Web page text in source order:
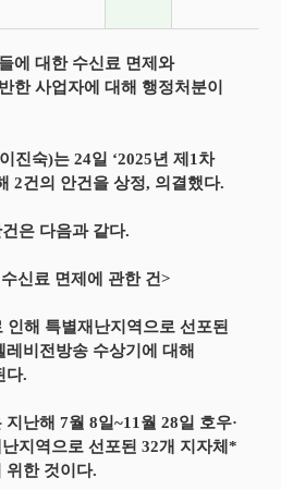
에 대한 수신료 면제와
한 사업자에 대해 행정처분이
진숙)는 24일 ‘2025년 제1차
2건의 안건을 상정, 의결했다.
은 다음과 같다.
신료 면제에 관한 건>
인해 특별재난지역으로 선포된
비전방송 수상기에 대해
다.
난해 7월 8일~11월 28일 호우·
지역으로 선포된 32개 지자체*
위한 것이다.